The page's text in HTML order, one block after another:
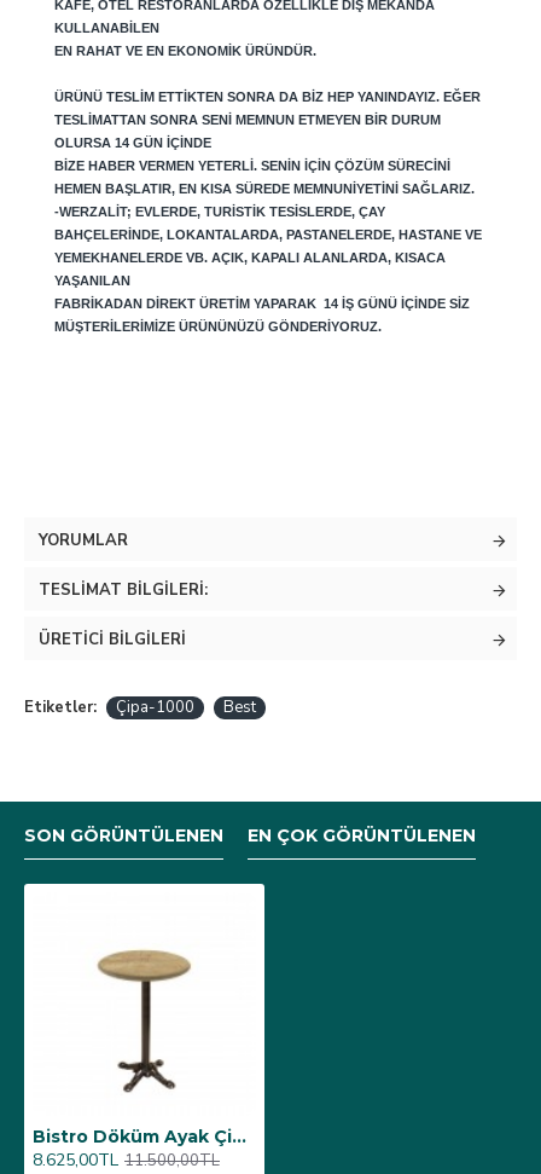
KAFE, OTEL RESTORANLARDA ÖZELLIKLE DIŞ MEKANDA
KULLANABILEN
EN RAHAT VE EN EKONOMIK ÜRÜNDÜR.
ÜRÜNÜ TESLIM ETTIKTEN SONRA DA BIZ HEP YANINDAYIZ. EĞER
TESLIMATTAN SONRA SENI MEMNUN ETMEYEN BIR DURUM
OLURSA 14 GÜN IÇINDE
BIZE HABER VERMEN YETERLI. SENIN IÇIN ÇÖZÜM SÜRECINI
HEMEN BAŞLATIR, EN KISA SÜREDE MEMNUNIYETINI SAĞLARIZ.
-WERZALIT; EVLERDE, TURISTIK TESISLERDE, ÇAY
BAHÇELERINDE, LOKANTALARDA, PASTANELERDE, HASTANE VE
YEMEKHANELERDE VB. AÇIK, KAPALI ALANLARDA, KISACA
YAŞANILAN
FABRIKADAN DIREKT ÜRETIM YAPARAK 14 IŞ GÜNÜ IÇINDE SIZ
MÜŞTERILERIMIZE ÜRÜNÜNÜZÜ GÖNDERIYORUZ.
YORUMLAR
TESLIMAT BILGILERI:
ÜRETICI BILGILERI
Etiketler: Çipa-1000 Best
SON GÖRÜNTÜLENEN EN ÇOK GÖRÜNTÜLENEN
Bistro Döküm Ayak Çipa Masa - (Werzalit, Wermodin ve Allzalit Tabla 60 cm çap) - Avalon Pine
8.625,00TL 11.500,00TL